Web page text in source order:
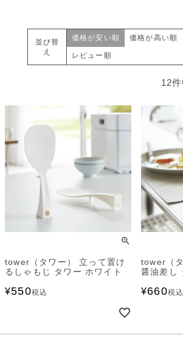
並び替
え
価格が安い順 価格が高い順
レビュー順
12件
tower（タワー） 立って置け
るしゃもじ タワー ホワイト
¥550税込
tower（
醤油差し
¥660税込